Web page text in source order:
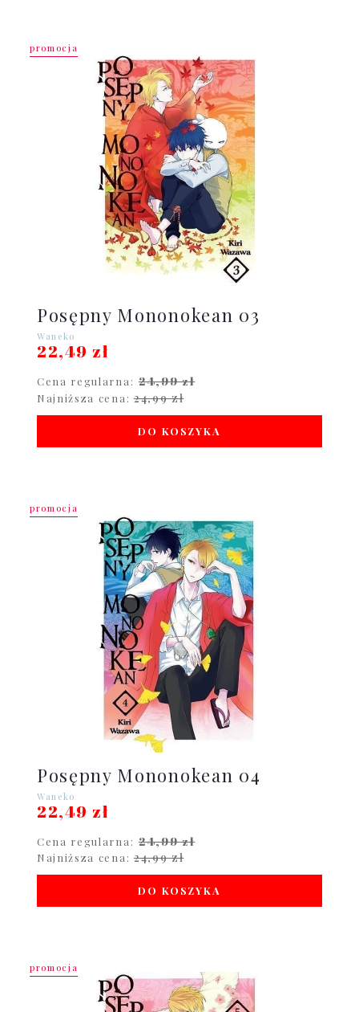
Posępny Mononokean 03
Waneko
22,49 zł
Cena regularna: 24,99 zł
Najniższa cena: 24,99 zł
DO KOSZYKA
promocja
Posępny Mononokean 04
Waneko
22,49 zł
Cena regularna: 24,99 zł
Najniższa cena: 24,99 zł
DO KOSZYKA
promocja
promocja